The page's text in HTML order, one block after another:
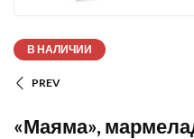
В НАЛИЧИИ
PREV
«Маяма»,